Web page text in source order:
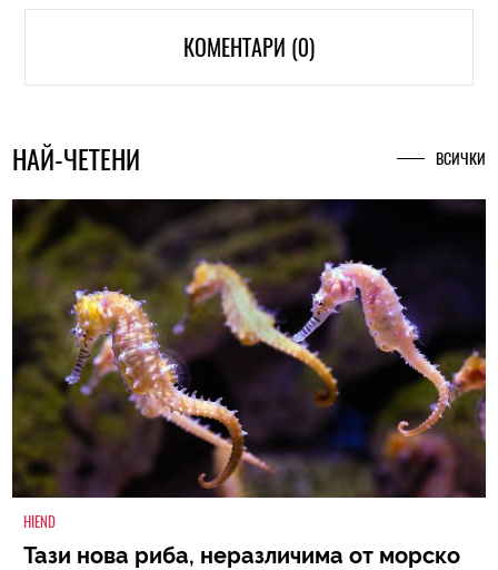
КОМЕНТАРИ (0)
НАЙ-ЧЕТЕНИ ВСИЧКИ
HIEND
Тази нова риба, неразличима от морско